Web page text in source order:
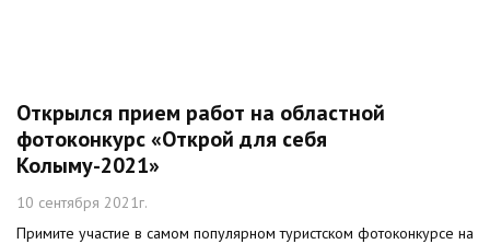
Открылся прием работ на областной
фотоконкурс «Открой для себя
Колыму-2021»
10 сентября 2021г.
Примите участие в самом популярном туристском фотоконкурсе на